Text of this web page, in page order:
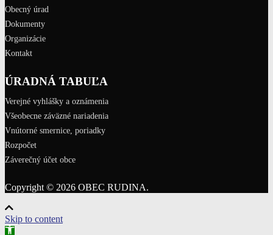
Obecný úrad
Dokumenty
Organizácie
Kontakt
ÚRADNÁ TABUĽA
Verejné vyhlášky a oznámenia
Všeobecne záväzné nariadenia
Vnútorné smernice, poriadky
Rozpočet
Záverečný účet obce
Copyright © 2026 OBEC RUDINA.
Skip to content
Open